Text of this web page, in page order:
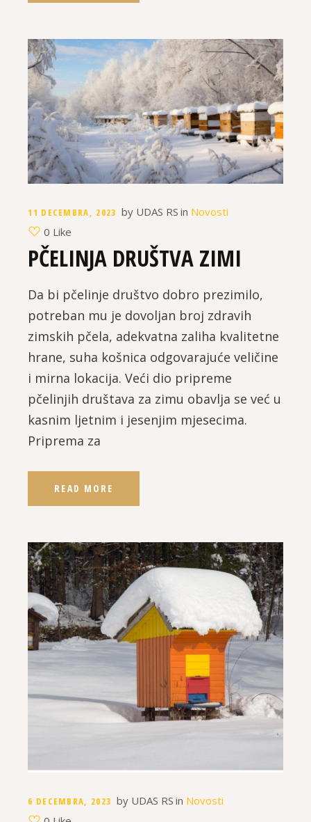
11 DECEMBRA, 2023 by UDAS RS in Novosti
0 Like
PČELINJA DRUŠTVA ZIMI
Da bi pčelinje društvo dobro prezimilo,
potreban mu je dovoljan broj zdravih
zimskih pčela, adekvatna zaliha kvalitetne
hrane, suha košnica odgovarajuće veličine
i mirna lokacija. Veći dio pripreme
pčelinjih društava za zimu obavlja se već u
kasnim ljetnim i jesenjim mjesecima.
Priprema za
READ MORE
6 DECEMBRA, 2023 by UDAS RS in Novosti